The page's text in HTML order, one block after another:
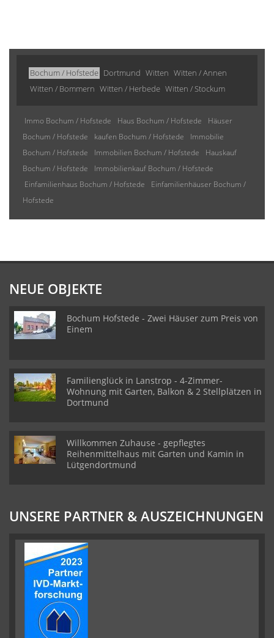
Bochum / Hofstede Dortmund Witten Witten / Annen
Witten / Bommern Witten / Herbede Witten / Stockum
Immo Bochum / Hofstede Haus Bochum / Hofstede
Häuser
Bochum / Hofstede
kaufen Bochum / Hofstede
Immobilie
Bochum / Hofstede
Immobilien Bochum / Hofstede
Hauskauf
Bochum / Hofstede
Immobilienkauf Bochum / Hofstede
Einfamilienhaus Bochum / Hofstede
Einfamilienhäuser Bochum /
Hofstede
NEUE OBJEKTE
Bochum Hofstede - Zwei Häuser zum Preis von
Einem
Familienglück in Lanstrop - 4-Zimmer-
Wohnung mit Garten, Balkon & 2 Stellplätzen in
Dortmund
Willkommen Zuhause - gepflegtes
Reihenmittelhaus mit Garten und Kamin in
Lütgendortmund
UNSERE PARTNER & AUSZEICHNUNGEN